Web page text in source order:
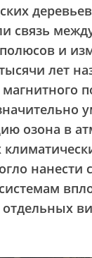
связь
и
лет
озона в